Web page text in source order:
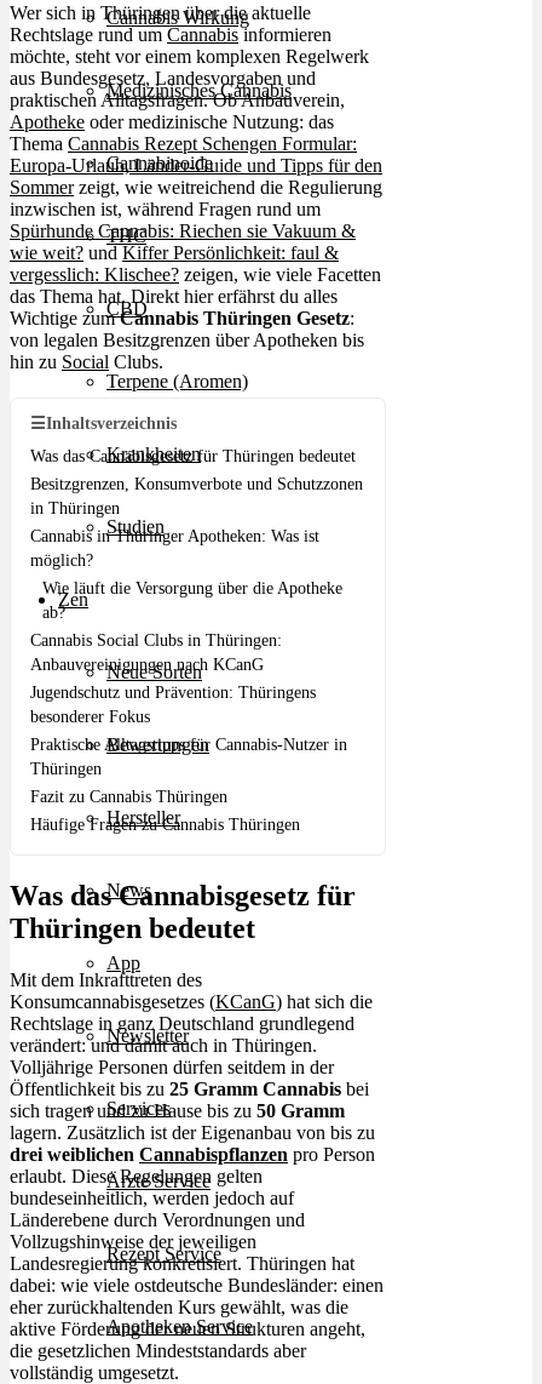
Cannabis Wirkung
Medizinisches Cannabis
Cannabinoide
THC
CBD
Terpene (Aromen)
Krankheiten
Studien
Zen
Neue Sorten
Bewertungen
Hersteller
News
App
Newsletter
Services
Ärzte Service
Rezept Service
Apotheken Service
Wer sich in Thüringen über die aktuelle
Rechtslage rund um Cannabisinformieren
möchte, steht vor einem komplexen Regelwerk
aus Bundesgesetz, Landesvorgaben und
praktischen Alltagsfragen. Ob Anbauverein,
Apotheke oder medizinische Nutzung: das
Thema Cannabis Rezept Schengen Formular:
Europa-Urlaub, Länder-Guide und Tipps für den
Sommerzeigt, wie weitreichend die Regulierung
inzwischen ist, während Fragen rund um
Spürhunde Cannabis: Riechen sie Vakuum &
wie weit? und Kiffer Persönlichkeit: faul &
vergesslich: Klischee? zeigen, wie viele Facetten
das Thema hat. Direkt hier erfährst du alles
Wichtige zumCannabis Thüringen Gesetz:
von legalen Besitzgrenzen über Apotheken bis
hin zu Social Clubs.
☰Inhaltsverzeichnis
Was das Cannabisgesetz für Thüringen bedeutet
Besitzgrenzen, Konsumverbote und Schutzzonen
in Thüringen
Cannabis in Thüringer Apotheken: Was ist
möglich?
Wie läuft die Versorgung über die Apotheke
ab?
Cannabis Social Clubs in Thüringen:
Anbauvereinigungen nach KCanG
Jugendschutz und Prävention: Thüringens
besonderer Fokus
Praktische Alltagstipps für Cannabis-Nutzer in
Thüringen
Fazit zu Cannabis Thüringen
Häufige Fragen zu Cannabis Thüringen
Was das Cannabisgesetz für
Thüringen bedeutet
Mit dem Inkrafttreten des
Konsumcannabisgesetzes (KCanG) hat sich die
Rechtslage in ganz Deutschland grundlegend
verändert: und damit auch in Thüringen.
Volljährige Personen dürfen seitdem in der
Öffentlichkeit bis zu 25 Gramm Cannabis bei
sich tragen und zu Hause bis zu 50 Gramm
lagern. Zusätzlich ist der Eigenanbau von bis zu
drei weiblichen Cannabispflanzen pro Person
erlaubt. Diese Regelungen gelten
bundeseinheitlich, werden jedoch auf
Länderebene durch Verordnungen und
Vollzugshinweise der jeweiligen
Landesregierung konkretisiert. Thüringen hat
dabei: wie viele ostdeutsche Bundesländer: einen
eher zurückhaltenden Kurs gewählt, was die
aktive Förderung der neuen Strukturen angeht,
die gesetzlichen Mindeststandards aber
vollständig umgesetzt.